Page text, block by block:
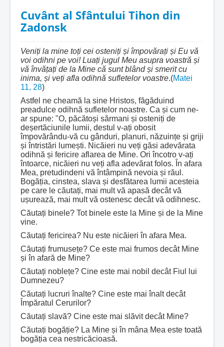
Cuvânt al Sfântului Tihon din
Zadonsk
Veniți la mine toți cei osteniți și împovărați și Eu vă
voi odihni pe voi! Luați jugul Meu asupra voastră și
vă învățați de la Mine că sunt blând și smerit cu
inima, și veți afla odihnă sufletelor voastre.(Matei
11, 28)
Astfel ne cheamă la sine Hristos, făgăduind
preadulce odihnă sufletelor noastre. Ca și cum ne-
ar spune: "O, păcătoși sărmani și osteniți de
deșertăciunile lumii, destul v-ați obosit
împovărându-vă cu gânduri, planuri, năzuințe și griji
și întristări lumești. Nicăieri nu veți găsi adevărata
odihnă și fericire aflarea de Mine. Ori încotro v-ați
întoarce, nicăieri nu veți afla adevărat folos. În afara
Mea, pretudindeni vă întâmpină nevoia și răul.
Bogăția, cinstea, slava și desfătarea lumii acesteia
pe care le căutați, mai mult vă apasă decât vă
ușurează, mai mult vă ostenesc decât vă odihnesc.
Căutați binele? Tot binele este la Mine și de la Mine
vine.
Căutați fericirea? Nu este nicăieri în afara Mea.
Căutați frumusețe? Ce este mai frumos decât Mine
și în afară de Mine?
Căutați noblețe? Cine este mai nobil decât Fiul lui
Dumnezeu?
Căutați lucruri înalte? Cine este mai înalt decât
Împăratul Cerurilor?
Căutați slavă? Cine este mai slăvit decât Mine?
Căutați bogăție? La Mine și în mâna Mea este toată
bogăția cea nestricăcioasă.